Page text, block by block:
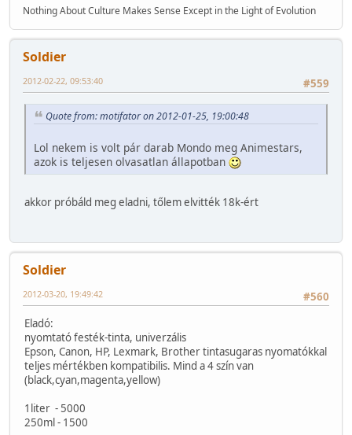
Nothing About Culture Makes Sense Except in the Light of Evolution
Soldier
#559
2012-02-22, 09:53:40
Quote from: motifator on 2012-01-25, 19:00:48
Lol nekem is volt pár darab Mondo meg Animestars,
azok is teljesen olvasatlan állapotban
akkor próbáld meg eladni, tőlem elvitték 18k-ért
Soldier
#560
2012-03-20, 19:49:42
Eladó:
nyomtató festék-tinta, univerzális
Epson, Canon, HP, Lexmark, Brother tintasugaras nyomatókkal
teljes mértékben kompatibilis. Mind a 4 szín van
(black,cyan,magenta,yellow)
1liter - 5000
250ml - 1500